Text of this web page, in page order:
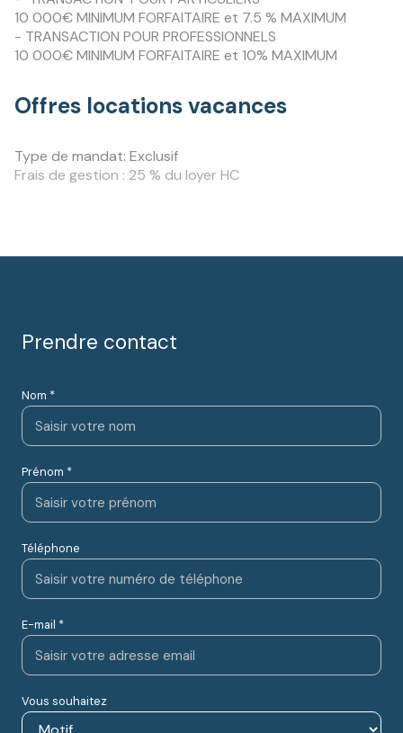
10 000€ MINIMUM FORFAITAIRE et 7.5 % MAXIMUM
- TRANSACTION POUR PROFESSIONNELS
10 000€ MINIMUM FORFAITAIRE et 10% MAXIMUM
Offres locations vacances
Type de mandat: Exclusif
Frais de gestion : 25 % du loyer HC
Prendre contact
Nom *
Prénom *
Téléphone
E-mail *
Vous souhaitez